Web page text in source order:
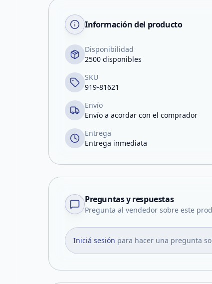
Información del producto
Disponibilidad
2500 disponibles
SKU
919-81621
Envío
Envío a acordar con el comprador
Entrega
Entrega inmediata
Preguntas y respuestas
Pregunta al vendedor sobre este
Iniciá sesión para hacer una pregunta